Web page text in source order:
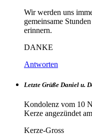
Wir werden uns
gemeinsame
erinnern.
DANKE
Antworten
Letzte Grüße Daniel u.
Kondolenz vom 10
Kerze angezündet am
Kerze-Gross